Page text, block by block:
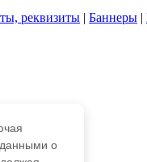
реквизиты | Баннеры |
о